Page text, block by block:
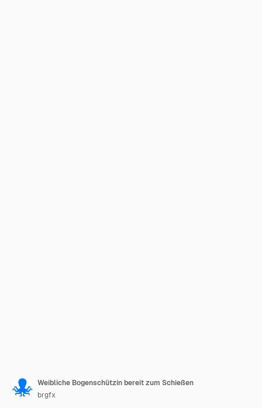
Weibliche Bogenschützin bereit zum Schießen
brgfx